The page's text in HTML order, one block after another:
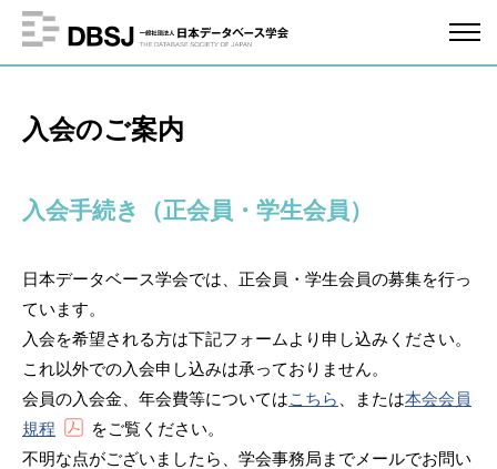
入会のご案内
入会手続き（正会員・学生会員）
日本データベース学会では、正会員・学生会員の募集を行っ
ています。
入会を希望される方は下記フォームより申し込みください。
これ以外での入会申し込みは承っておりません。
会員の入会金、年会費等についてはこちら 、または本会会員
規程
をご覧ください。
不明な点がございましたら、学会事務局までメールでお問い